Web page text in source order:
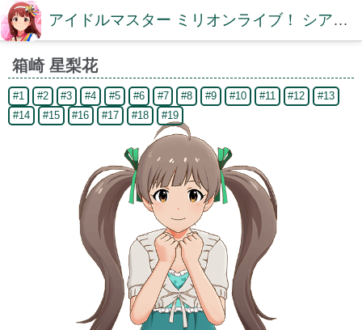
アイドルマスター ミリオンライブ！ シアターデイズDB【ミリシタDB】
箱崎 星梨花
#1 #2 #3 #4 #5 #6 #7 #8 #9 #10 #11 #12
#13
#14
#15 #16 #17 #18 #19